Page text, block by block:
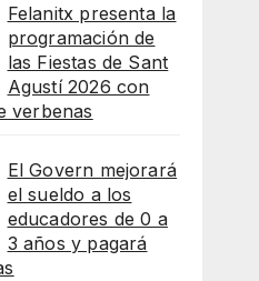
Felanitx presenta la
programación de
las Fiestas de Sant
Agustí 2026 con
verbenas
El Govern mejorará
el sueldo a los
educadores de 0 a
3 años y pagará